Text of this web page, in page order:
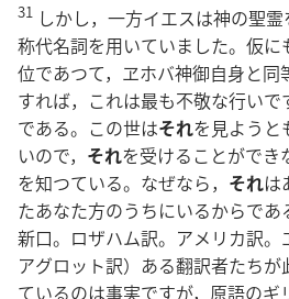
31 しかし，一方イエスは神の聖
称代名詞を用いていました。仮
位であつて，ヱホバ神御自身と同
すれば，これは最も不敬な行いで
である。この世はそれを見ようと
いので， それを受けることができ
を知つている。なぜなら， それは
たあなた方のうちにいるからであ
新口。ロザハム訳。アメリカ訳。
アグロット訳）ある翻訳者たち
ているのは事実ですが，原語の